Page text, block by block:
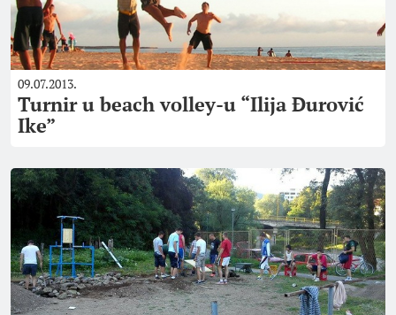
09.07.2013.
Turnir u beach volley-u “Ilija Đurović
Ike”